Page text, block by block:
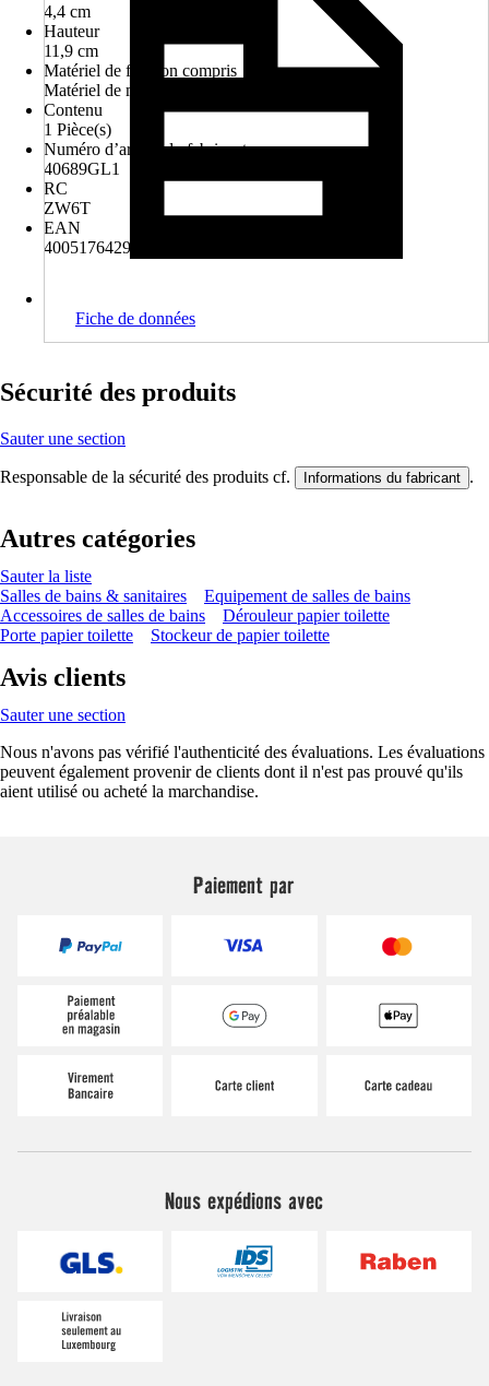
4,4 cm
Hauteur
11,9 cm
Matériel de fixation compris
Matériel de montage pour percer
Contenu
1 Pièce(s)
Numéro d’article du fabricant
40689GL1
RC
ZW6T
EAN
4005176429460
Fiche de données
Sécurité des produits
Sauter une section
Responsable de la sécurité des produits cf. Informations du fabricant .
Autres catégories
Sauter la liste
Salles de bains & sanitaires
Equipement de salles de bains
Accessoires de salles de bains
Dérouleur papier toilette
Porte papier toilette
Stockeur de papier toilette
Avis clients
Sauter une section
Nous n'avons pas vérifié l'authenticité des évaluations. Les évaluations
peuvent également provenir de clients dont il n'est pas prouvé qu'ils
aient utilisé ou acheté la marchandise.
Paiement par
Nous expédions avec